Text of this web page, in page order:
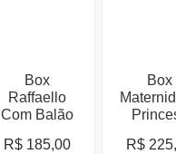
Box
Raffaello
Com Balão
R$185,00
Box
R$